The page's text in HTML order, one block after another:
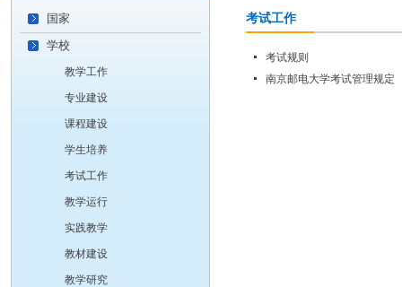
国家
学校
教学工作
专业建设
课程建设
学生培养
考试工作
教学运行
实践教学
教材建设
教学研究
考试工作
考试规则
南京邮电大学考试管理规定